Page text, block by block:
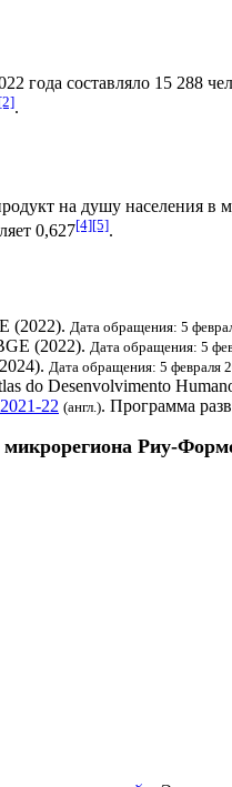
года составляло 15 288
[2].
на душу населения в
0,627[4][5].
(2022). Дата обращения: 5
(2022). Дата обращения: 5
Дата обращения: 5 февраля
do Desenvolvimento
22 (англ.). Программа
Риу-